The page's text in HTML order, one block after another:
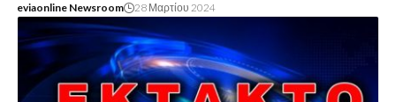
eviaonline Newsroom 28 Μαρτίου 2024